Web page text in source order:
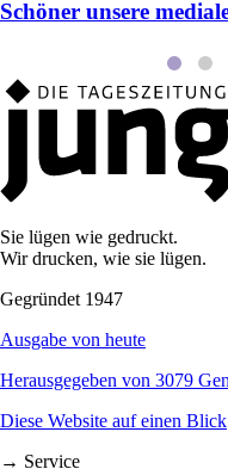
Schöner unsere
Sie lügen wie gedruckt.
Wir drucken, wie sie lügen.
Gegründet 1947
Ausgabe von heute
Herausgegeben von 3079
Diese Website auf einen Blick
→ Service